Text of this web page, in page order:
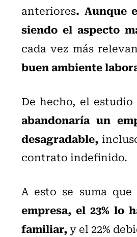
anteriores. Aunque
siendo el aspecto
cada vez más
buen ambiente
De hecho, el
abandonaría un
desagradable,
contrato indefinido.
A esto se suma que
empresa, el 23%
familiar,y el 22%